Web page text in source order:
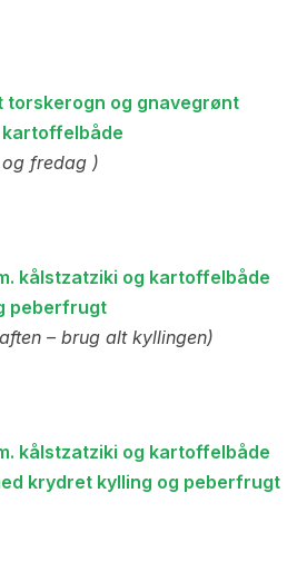
torskerogn og gnavegrønt
fredag )
kålstzatziki og kartoffelbåde
peberfrugt
– brug alt kyllingen)
kålstzatziki og kartoffelbåde
krydret kylling og peberfrugt